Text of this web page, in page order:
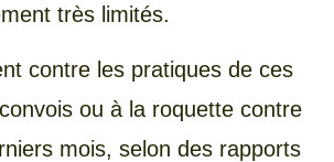
très limités.
contre les pratiques de ces
ou à la roquette contre
mois, selon des rapports